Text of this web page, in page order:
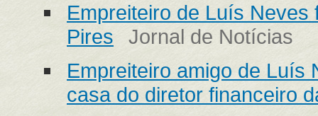
Empreiteiro de Luís
Pires
Jornal de Notícias
Empreiteiro amigo de Luís
casa do diretor financeiro